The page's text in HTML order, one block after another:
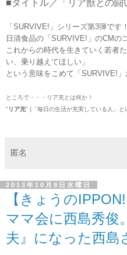
■タイトル／「リア獣との闘
「SURVIVE!」シリーズ第3弾です！
日清食品の「SURVIVE!」のCMの
これからの時代を生きていく若者
い、乗り越えてほしい」
という意味をこめて 「SURVIVE!」
ところで・・・リア充とは何か！
" リア充" (「毎日の生活が充実している人」と
匿名
2013年10月9日水曜日
【きょうの
ママ会に西島秀俊
夫』になった西島